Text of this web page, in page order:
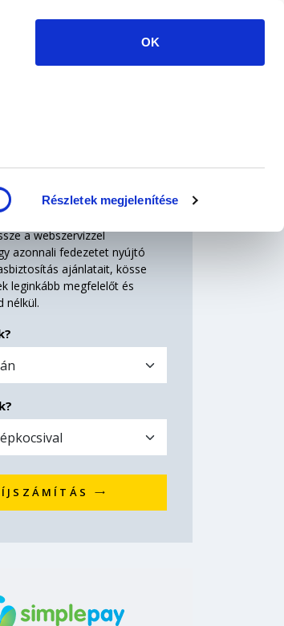
Részletek megjelenítése
OK
E-UTAS.HU BYEURORISK
KÁRBEJELENTÉS
a webszervízzel
azonnali fedezetet nyújtó
ajánlatait, kösse
leginkább megfelelőt és
nélkül.